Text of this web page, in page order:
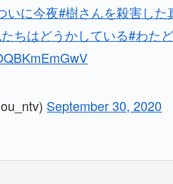
いに今夜#樹さんを殺害した
ちはどうかしている#わた
September 30, 2020